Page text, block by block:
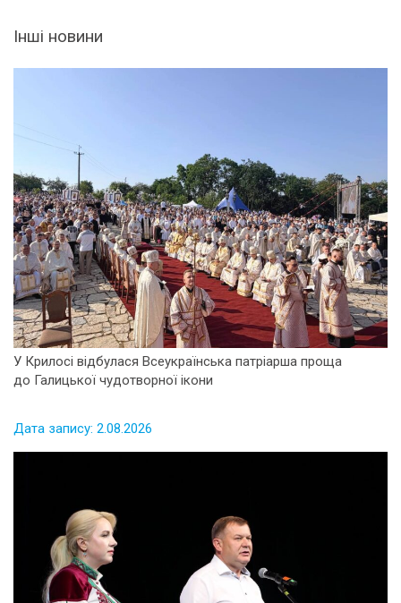
Інші новини
У Крилосі відбулася Всеукраїнська патріарша проща
до Галицької чудотворної ікони
Дата запису: 2.08.2026